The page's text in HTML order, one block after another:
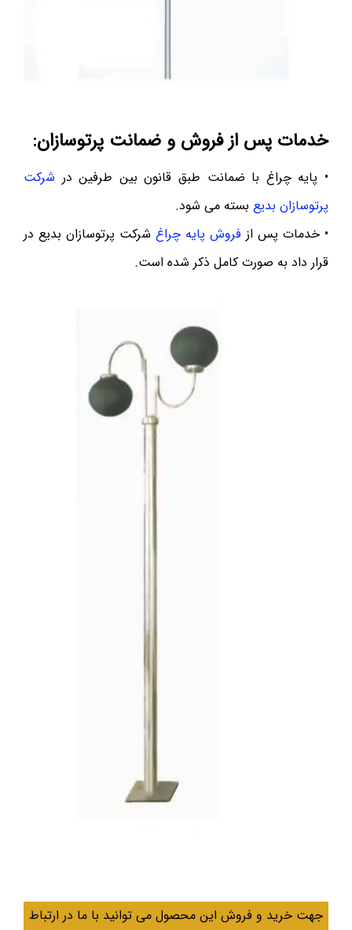
خدمات پس از فروش و ضمانت پرتوسازان:
• پایه چراغ با ضمانت طبق قانون بین طرفین در شرکت
پرتوسازان بدیع بسته می شود.
• خدمات پس از فروش پایه چراغ شرکت پرتوسازان بدیع در
قرار داد به صورت کامل ذکر شده است.
جهت خرید و فروش این محصول می توانید با ما در ارتباط